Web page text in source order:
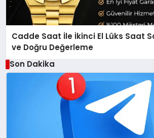
Cadde Saat İle İkinci El Lüks Saat
ve Doğru Değerleme
Son Dakika